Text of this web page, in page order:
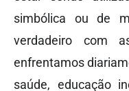
simbólica ou de
verdadeiro com
enfrentamos
saúde, educação